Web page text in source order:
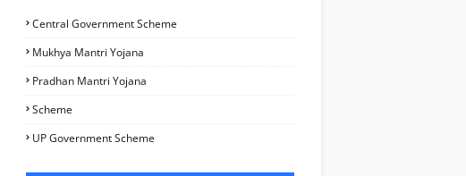
Central Government Scheme
Mukhya Mantri Yojana
Pradhan Mantri Yojana
Scheme
UP Government Scheme